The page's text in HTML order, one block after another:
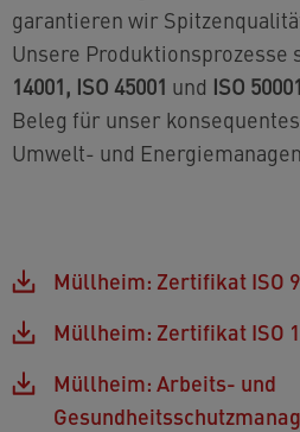
garantieren wir
Unsere Produktionsprozesse
14001, ISO 45001 und ISO 50001
Beleg für unser
Umwelt- und
Müllheim: Zertifikat ISO
Müllheim: Zertifikat ISO
Müllheim: Arbeits- und